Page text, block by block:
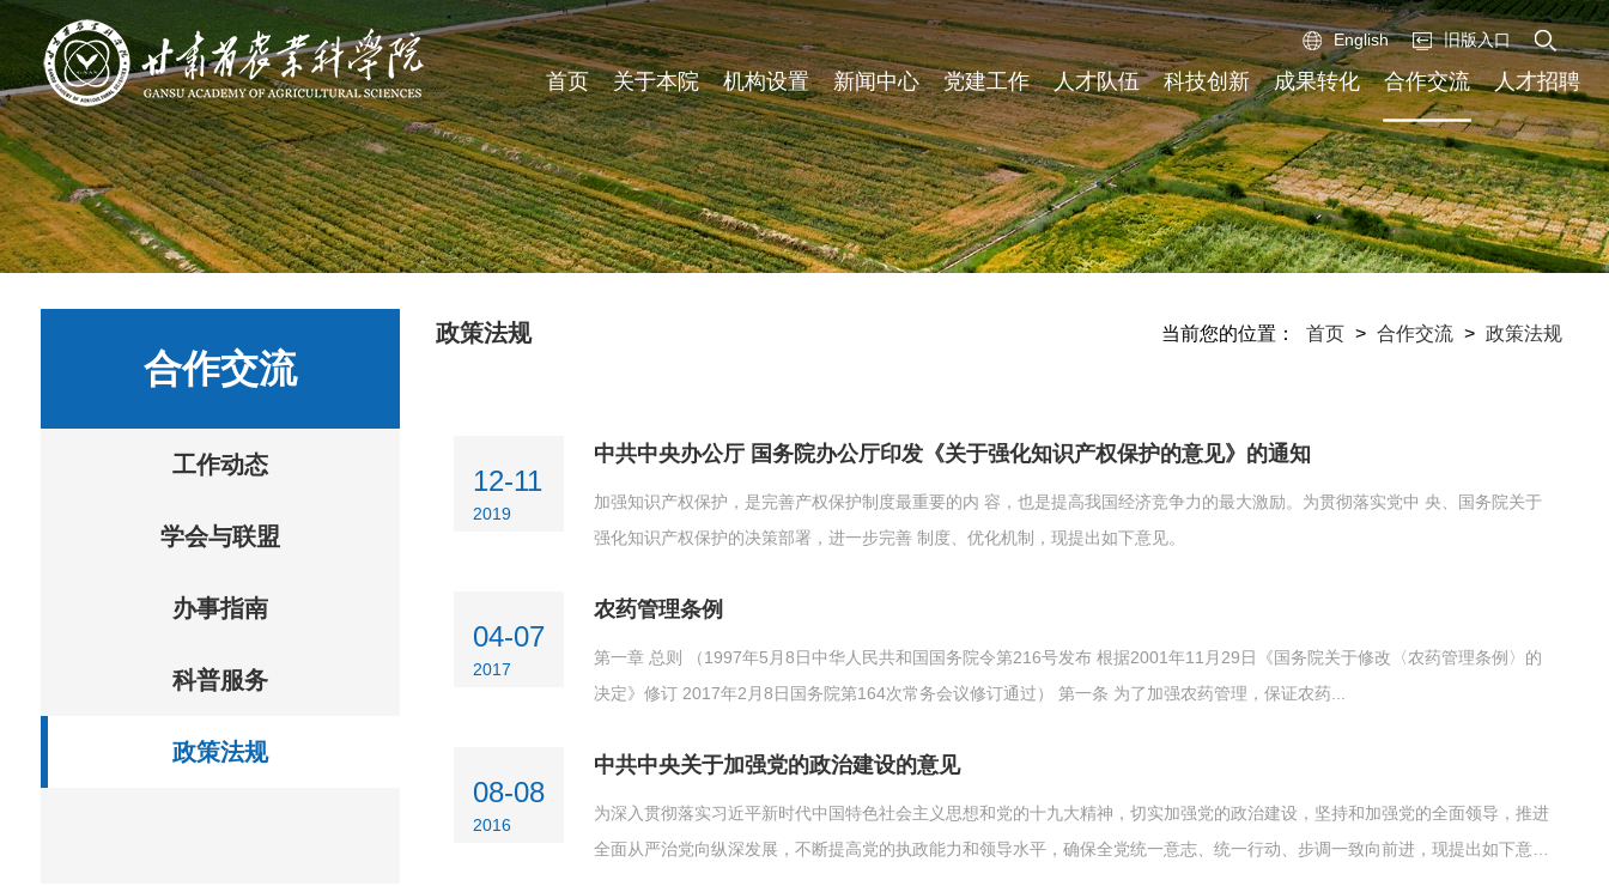
旧版入口
English
首页 关于本院 机构设置 新闻中心 党建工作 人才队伍 科技创新 成果转化 合作交流 人才招聘
合作交流
工作动态
学会与联盟
办事指南
科普服务
政策法规
政策法规 当前您的位置： 首页 > 合作交流 > 政策法规
12-11
2019
中共中央办公厅 国务院办公厅印发《关于强化知识产权保护的意见》的通知
加强知识产权保护，是完善产权保护制度最重要的内 容，也是提高我国经济竞争力的最大激励。为贯彻落实党中 央、国务院关于
强化知识产权保护的决策部署，进一步完善 制度、优化机制，现提出如下意见。
04-07
2017
农药管理条例
第一章 总则 （1997年5月8日中华人民共和国国务院令第216号发布 根据2001年11月29日《国务院关于修改〈农药管理条例〉的
决定》修订 2017年2月8日国务院第164次常务会议修订通过） 第一条 为了加强农药管理，保证农药...
08-08
2016
中共中央关于加强党的政治建设的意见
为深入贯彻落实习近平新时代中国特色社会主义思想和党的十九大精神，切实加强党的政治建设，坚持和加强党的全面领导，推进
全面从严治党向纵深发展，不断提高党的执政能力和领导水平，确保全党统一意志、统一行动、步调一致向前进，现提出如下意